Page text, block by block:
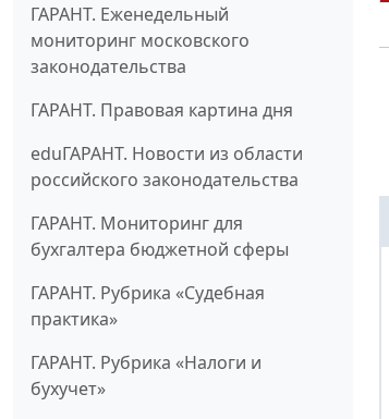
ГАРАНТ. Еженедельный
мониторинг московского
законодательства
ГАРАНТ. Правовая картина дня
eduГАРАНТ. Новости из области
российского законодательства
ГАРАНТ. Мониторинг для
бухгалтера бюджетной сферы
ГАРАНТ. Рубрика «Судебная
практика»
ГАРАНТ. Рубрика «Налоги и
бухучет»